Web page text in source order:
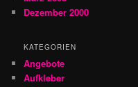
Dezember 2000
KATEGORIEN
Angebote
Aufkleber